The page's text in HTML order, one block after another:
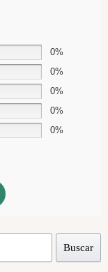
0%
0%
0%
0%
0%
Buscar